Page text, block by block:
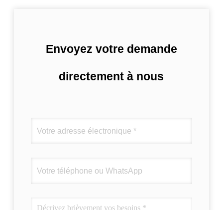
Envoyez votre demande
directement à nous